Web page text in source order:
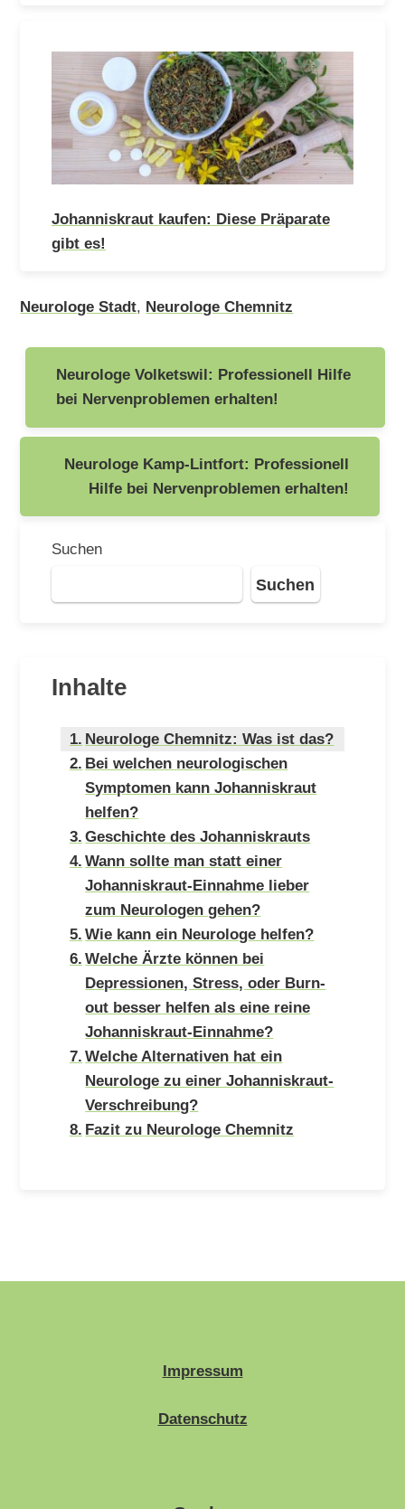
Johanniskraut kaufen: Diese Präparate
gibt es!
Neurologe Stadt, Neurologe Chemnitz
Beitragsnavigation
Neurologe Volketswil: Professionell Hilfe
bei Nervenproblemen erhalten!
Neurologe Kamp-Lintfort: Professionell
Hilfe bei Nervenproblemen erhalten!
Suchen
Suchen
Inhalte
Neurologe Chemnitz: Was ist das?
Bei welchen neurologischen
Symptomen kann Johanniskraut
helfen?
Geschichte des Johanniskrauts
Wann sollte man statt einer
Johanniskraut-Einnahme lieber
zum Neurologen gehen?
Wie kann ein Neurologe helfen?
Welche Ärzte können bei
Depressionen, Stress, oder Burn-
out besser helfen als eine reine
Johanniskraut-Einnahme?
Welche Alternativen hat ein
Neurologe zu einer Johanniskraut-
Verschreibung?
Fazit zu Neurologe Chemnitz
Impressum
Datenschutz